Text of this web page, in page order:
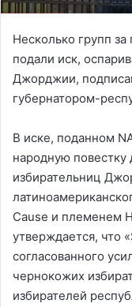
Несколько групп
подали иск,
Джорджии,
губернатором-
В иске, поданном
народную
избирательниц
Cause и племенем
утверждается, что
согласованного
чернокожих
избирателей